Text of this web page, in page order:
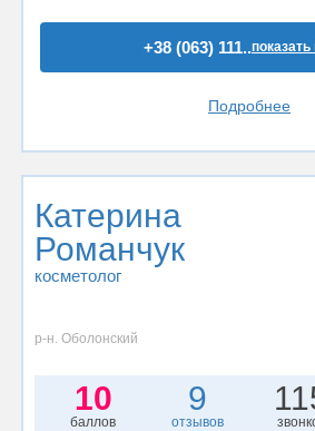
+38 (063) 111..
Подробнее
Катерина
Романчук
косметолог
р-н. Оболонский
10
баллов
9
отзывов